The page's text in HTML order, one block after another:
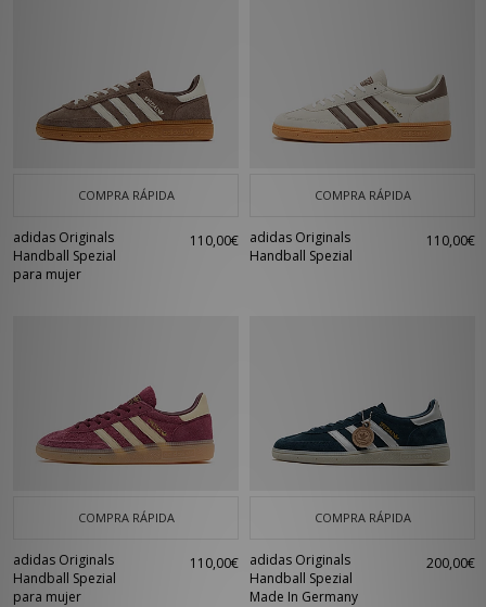
COMPRA RÁPIDA
adidas Originals
Handball Spezial
para mujer
110,00€
COMPRA RÁPIDA
adidas Originals
Handball Spezial
110,00€
COMPRA RÁPIDA
adidas Originals
Handball Spezial
para mujer
110,00€
COMPRA RÁPIDA
adidas Originals
Handball Spezial
Made In Germany
200,00€